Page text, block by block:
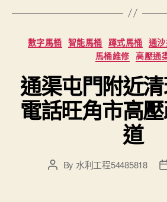
數字馬桶 智能馬桶 蹲式馬桶 通
馬桶維修 高壓通
通渠屯門附近
電話旺角市高
道
PostBy 水利工程54485818